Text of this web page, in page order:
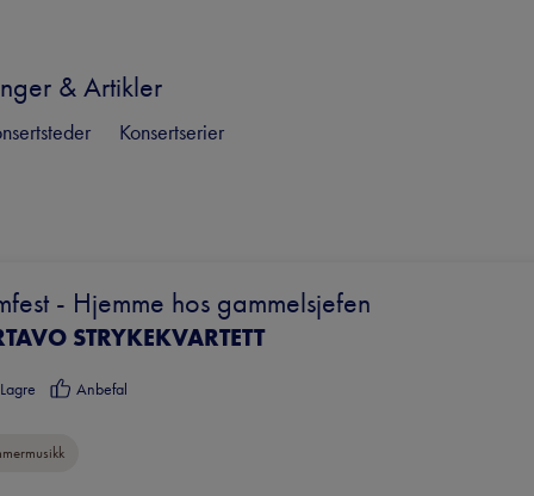
& Artikler
Konsertserier
- Hjemme hos gammelsjefen
STRYKEKVARTETT
Lagre Anbefal